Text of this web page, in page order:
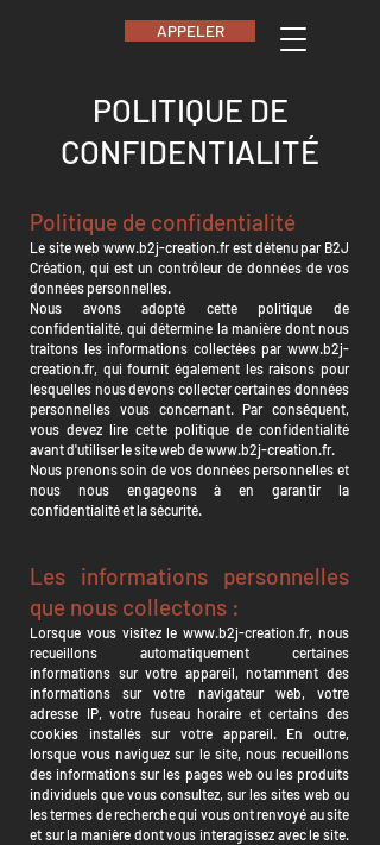
APPELER
POLITIQUE DE
CONFIDENTIALITÉ
Politique de confidentialité
Le site webwww.b2j-creation.frest détenu par B2J
Création, qui est un contrôleur de données de vos
données personnelles.
Nous avons adopté cette politique de
confidentialité, qui détermine la manière dont nous
traitons les informations collectées par www.b2j-
creation.fr, qui fournit également les raisons pour
lesquelles nous devons collecter certaines données
personnelles vous concernant. Par conséquent,
vous devez lire cette politique de confidentialité
avant d'utiliser le site web dewww.b2j-creation.fr.
Nous prenons soin de vos données personnelles et
nous nous engageons à en garantir la
confidentialité et la sécurité.
Les informations personnelles
que nous collectons :
Lorsque vous visitez lewww.b2j-creation.fr, nous
recueillons automatiquement certaines
informations sur votre appareil, notamment des
informations sur votre navigateur web, votre
adresse IP, votre fuseau horaire et certains des
cookies installés sur votre appareil. En outre,
lorsque vous naviguez sur le site, nous recueillons
des informations sur les pages web ou les produits
individuels que vous consultez, sur les sites web ou
les termes de recherche qui vous ont renvoyé au site
et sur la manière dont vous interagissez avec le site.